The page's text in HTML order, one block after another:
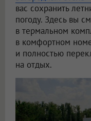
вас сохранить
погоду. Здесь вы
в термальном
в комфортном
и полностью
на отдых.